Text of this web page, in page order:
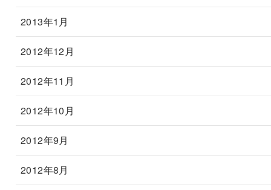
2013年1月
2012年12月
2012年11月
2012年10月
2012年9月
2012年8月